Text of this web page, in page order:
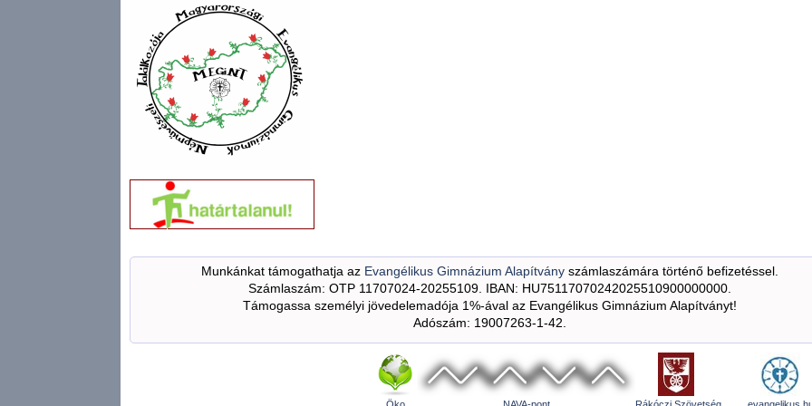
Munkánkat támogathatja az Evangélikus Gimnázium Alapítványszámlaszámára történő befizetéssel.
Számlaszám: OTP 11707024-20255109. IBAN: HU75117070242025510900000000.
Támogassa személyi jövedelemadója 1%-ával az Evangélikus Gimnázium Alapítványt!
Adószám: 19007263-1-42.